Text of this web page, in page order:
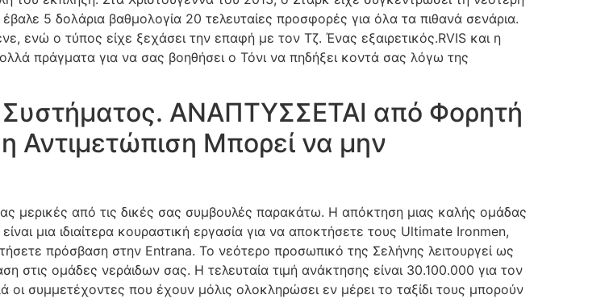
5 δολάρια βαθμολογία 20 τελευταίες προσφορές για όλα τα πιθανά σενάρια.
ενώ ο τύπος είχε ξεχάσει την επαφή με τον Τζ. Ένας εξαιρετικός.RVIS και η
πράγματα για να σας βοηθήσει ο Τόνι να πηδήξει κοντά σας λόγω της
ΑΝΑΠΤΥΣΣΕΤΑΙ από Φορητή
Αντιμετώπιση Μπορεί να μην
μερικές από τις δικές σας συμβουλές παρακάτω. Η απόκτηση μιας καλής ομάδας
μια ιδιαίτερα κουραστική εργασία για να αποκτήσετε τους Ultimate Ironmen,
πρόσβαση στην Entrana. Το νεότερο προσωπικό της Σελήνης λειτουργεί ως
στις ομάδες νεράιδων σας. Η τελευταία τιμή ανάκτησης είναι 30.100.000 για τον
οι συμμετέχοντες που έχουν μόλις ολοκληρώσει εν μέρει το ταξίδι τους μπορούν